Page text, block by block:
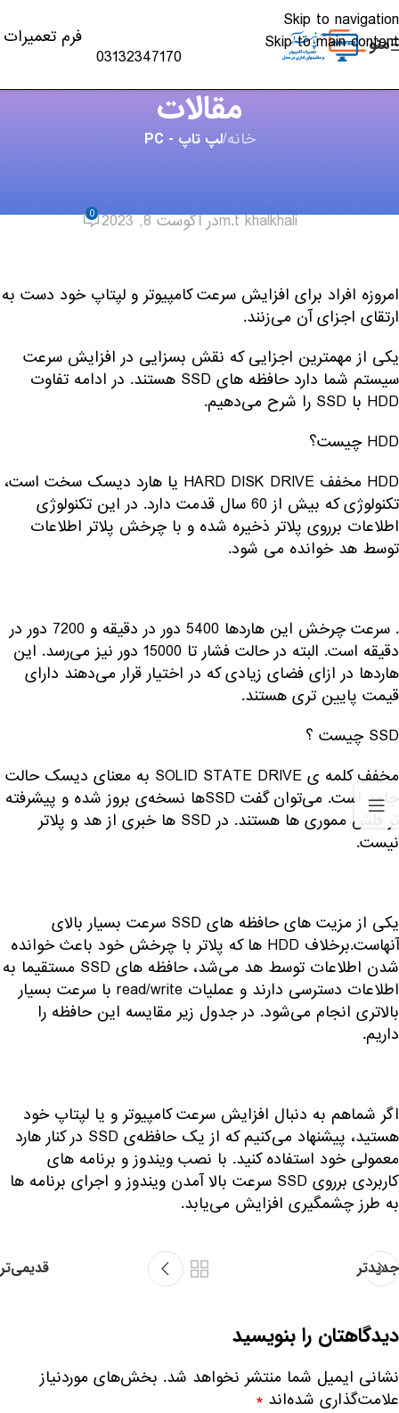
Skip to navigation
Skip to main content
منو
03132347170
فرم تعمیرات
مقالات
خانه/لپ تاپ - PC
m.t khalkhaliدر آگوست 8, 2023 0
امروزه افراد برای افزایش سرعت کامپیوتر و لپتاپ خود دست به
ارتقای اجزای آن می‌زنند.
یکی از مهمترین اجزایی که نقش بسزایی در افزایش سرعت
سیستم شما دارد حافظه های SSD هستند. در ادامه تفاوت
HDD با SSD را شرح می‌دهیم.
HDD چیست؟
HDD مخفف HARD DISK DRIVE یا هارد دیسک سخت است،
تکنولوژی که بیش از 60 سال قدمت دارد. در این تکنولوژی
اطلاعات برروی پلاتر ذخیره شده و با چرخش پلاتر اطلاعات
توسط هد خوانده می شود.
. سرعت چرخش این هاردها 5400 دور در دقیقه و 7200 دور در
دقیقه است. البته در حالت فشار تا 15000 دور نیز می‌رسد. این
هاردها در ازای فضای زیادی که در اختیار قرار می‌دهند دارای
قیمت پایین تری هستند.
SSD چیست ؟
مخفف کلمه ی SOLID STATE DRIVE به معنای دیسک حالت
جامد است. می‌توان گفت SSDها نسخه‌ی بروز شده و پیشرفته
تر فلش مموری ها هستند. در SSD ها خبری از هد و پلاتر
نیست.
یکی از مزیت های حافظه های SSD سرعت بسیار بالای
آنهاست.برخلاف HDD ها که پلاتر با چرخش خود باعث خوانده
شدن اطلاعات توسط هد می‌شد، حافظه های SSD مستقیما به
اطلاعات دسترسی دارند و عملیات read/write با سرعت بسیار
بالاتری انجام می‌شود. در جدول زیر مقایسه این حافظه را
داریم.
اگر شماهم به دنبال افزایش سرعت کامپیوتر و یا لپتاپ خود
هستید، پیشنهاد می‌کنیم که از یک حافظه‌ی SSD در کنار هارد
معمولی خود استفاده کنید. با نصب ویندوز و برنامه های
کاربردی برروی SSD سرعت بالا آمدن ویندوز و اجرای برنامه ها
به طرز چشمگیری افزایش می‌یابد.
جدیدتر قدیمی‌تر
دیدگاهتان را بنویسید
نشانی ایمیل شما منتشر نخواهد شد. بخش‌های موردنیاز
علامت‌گذاری شده‌اند *